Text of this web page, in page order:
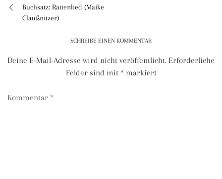
Beitragsnavigation
Buchsatz: Rattenlied (Maike
Claußnitzer)
SCHREIBE EINEN KOMMENTAR
Deine E-Mail-Adresse wird nicht veröffentlicht. Erforderliche
Felder sind mit *markiert
Kommentar *